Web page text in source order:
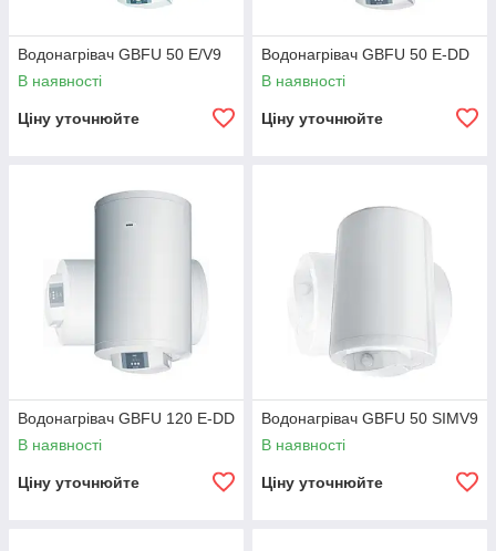
Водонагрівач GBFU 50 E/V9
В наявності
Ціну уточнюйте
Водонагрівач GBFU 50 E-DD
В наявності
Ціну уточнюйте
Водонагрівач GBFU 120 E-DD
В наявності
Ціну уточнюйте
Водонагрівач GBFU 50 SIMV9
В наявності
Ціну уточнюйте